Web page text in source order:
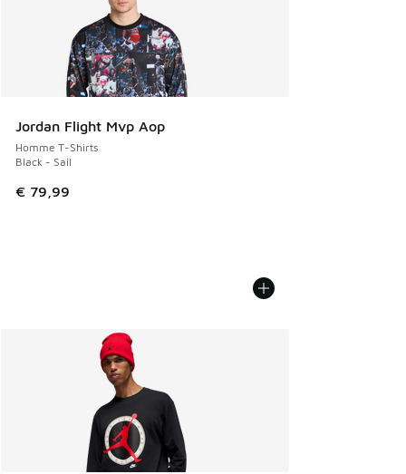
Jordan Flight Mvp Aop
Homme T-Shirts
Black - Sail
€ 79,99